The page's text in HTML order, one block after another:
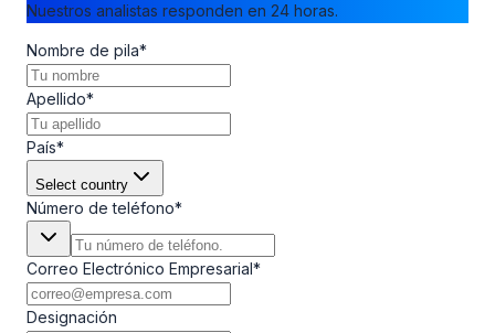
Nuestros analistas responden en 24 horas.
Nombre de pila*
Apellido*
País*
Select country
Número de teléfono*
Correo Electrónico Empresarial*
Designación